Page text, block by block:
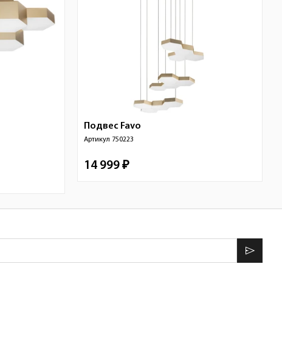
Подвес Favo
Артикул 750223
14 999 ₽
send